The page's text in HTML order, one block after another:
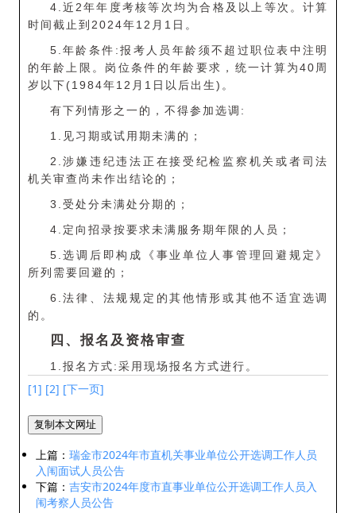
4.近2年年度考核等次均为合格及以上等次。计算
时间截止到2024年12月1日。
5.年龄条件:报考人员年龄须不超过职位表中注明
的年龄上限。岗位条件的年龄要求，统一计算为40周
岁以下(1984年12月1日以后出生)。
有下列情形之一的，不得参加选调:
1.见习期或试用期未满的；
2.涉嫌违纪违法正在接受纪检监察机关或者司法
机关审查尚未作出结论的；
3.受处分未满处分期的；
4.定向招录按要求未满服务期年限的人员；
5.选调后即构成《事业单位人事管理回避规定》
所列需要回避的；
6.法律、法规规定的其他情形或其他不适宜选调
的。
四、报名及资格审查
1.报名方式:采用现场报名方式进行。
[1] [2] [下一页]
复制本文网址
上篇： 瑞金市2024年市直机关事业单位公开选调工作人员
入闱面试人员公告
下篇： 吉安市2024年度市直事业单位公开选调工作人员入
闱考察人员公告